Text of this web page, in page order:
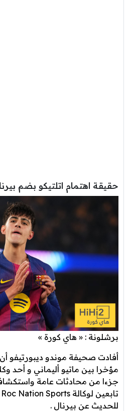
حقيقة اهتمام اتلتيكو بضم
برشلونة : « هاي كورة »
أفادت صحيفة موندو ديبورتيفو أن
مؤخرا بين ماتيو أليماني و أحد
جزءا من محادثات عامة
للحديث عن بيرنال .